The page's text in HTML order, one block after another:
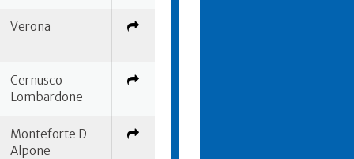
Verona
Cernusco
Lombardone
Monteforte D
Alpone